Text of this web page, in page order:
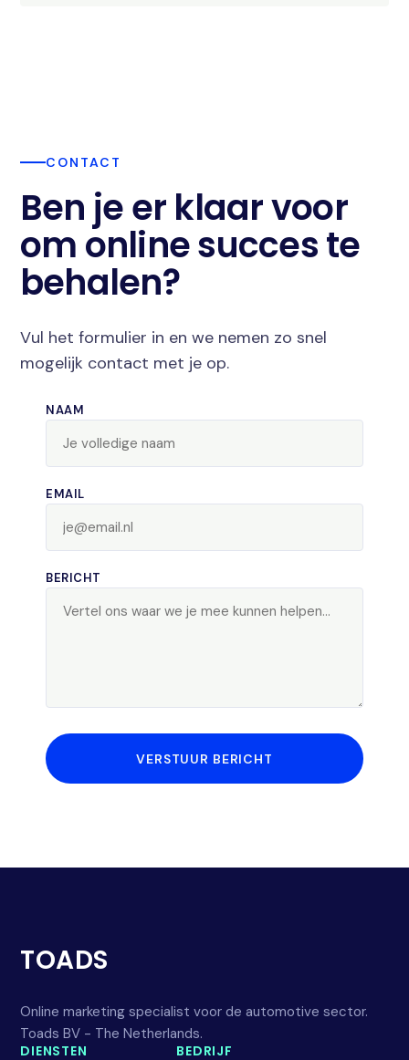
CONTACT
Ben je er klaar voor
om online succes te
behalen?
Vul het formulier in en we nemen zo snel
mogelijk contact met je op.
NAAM
EMAIL
BERICHT
VERSTUUR BERICHT
TOADS
Online marketing specialist voor de automotive sector.
Toads BV - The Netherlands.
DIENSTEN
BEDRIJF